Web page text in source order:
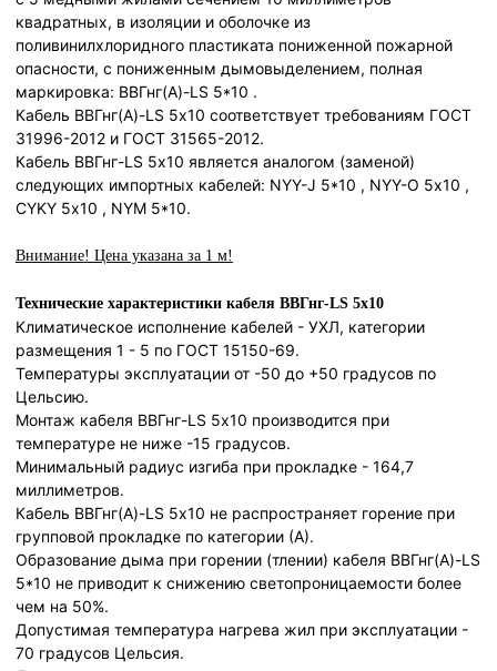
квадратных, в изоляции и оболочке из
поливинилхлоридного пластиката пониженной пожарной
опасности, с пониженным дымовыделением, полная
маркировка: ВВГнг(А)-LS 5*10 .
Кабель ВВГнг(А)-LS 5х10 соответствует требованиям ГОСТ
31996-2012 и ГОСТ 31565-2012.
Кабель ВВГнг-LS 5х10 является аналогом (заменой)
следующих импортных кабелей: NYY-J 5*10 , NYY-O 5х10 ,
CYKY 5х10 , NYM 5*10.
Внимание! Цена указана за 1 м!
Технические характеристики кабеля ВВГнг-LS 5х10
Климатическое исполнение кабелей - УXЛ, категории
размещения 1 - 5 по ГОСТ 15150-69.
Температуры эксплуатации от -50 до +50 градусов по
Цельсию.
Монтаж кабеля ВВГнг-LS 5х10 производится при
температуре не ниже -15 градусов.
Минимальный радиус изгиба при прокладке - 164,7
миллиметров.
Кабель ВВГнг(А)-LS 5х10 не распространяет горение при
групповой прокладке по категории (А).
Образование дыма при горении (тлении) кабеля ВВГнг(А)-LS
5*10 не приводит к снижению светопроницаемости более
чем на 50%.
Допустимая температура нагрева жил при эксплуатации -
70 градусов Цельсия.